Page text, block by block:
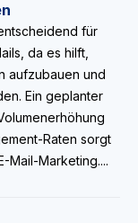
für
da es hilft,
aufzubauen und
Ein geplanter
Raten sorgt
Mail-Marketing....